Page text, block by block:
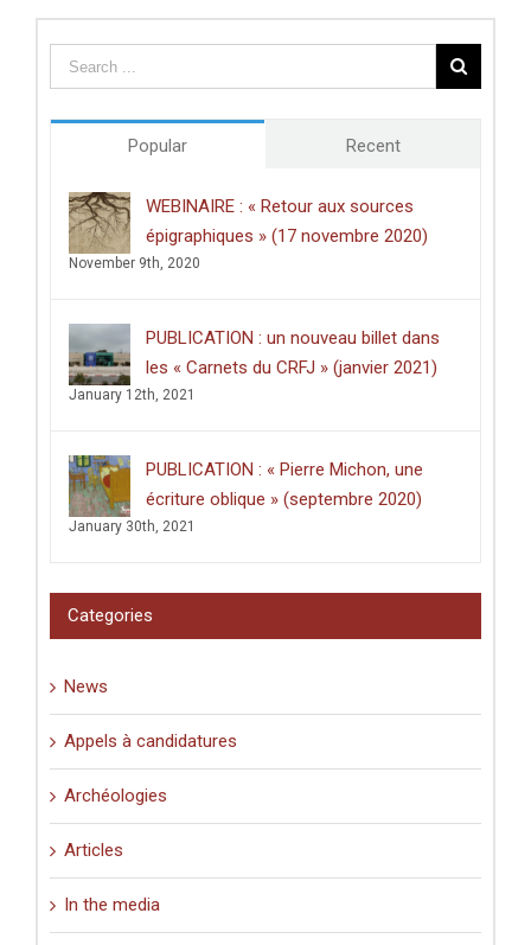
Popular Recent
WEBINAIRE : « Retour aux sources
épigraphiques » (17 novembre 2020)
November 9th, 2020
PUBLICATION : un nouveau billet dans
les « Carnets du CRFJ » (janvier 2021)
January 12th, 2021
PUBLICATION : « Pierre Michon, une
écriture oblique » (septembre 2020)
January 30th, 2021
Categories
News
Appels à candidatures
Archéologies
Articles
In the media